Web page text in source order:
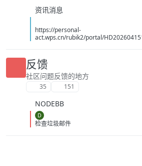
资讯消息
https://personal-
act.wps.cn/rubik2/portal/
反馈
社区问题反馈的地方
35 151
NODEBB
D
检查垃圾邮件